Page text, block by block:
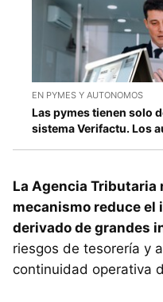
EN PYMES Y AUTONOMOS
Las pymes tienen solo
sistema Verifactu. Los
La Agencia Tributaria
mecanismo reduce
derivado de grandes
riesgos de tesorería y
continuidad operativa